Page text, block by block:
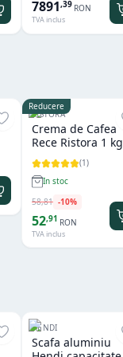
7891,39 RON
TVA inclus
Reducere
RISTORA
Crema de Cafea
Rece Ristora 1 kg
(1)
In stoc
58,81 -10%
52,91 RON
TVA inclus
HENDI
Scafa aluminiu